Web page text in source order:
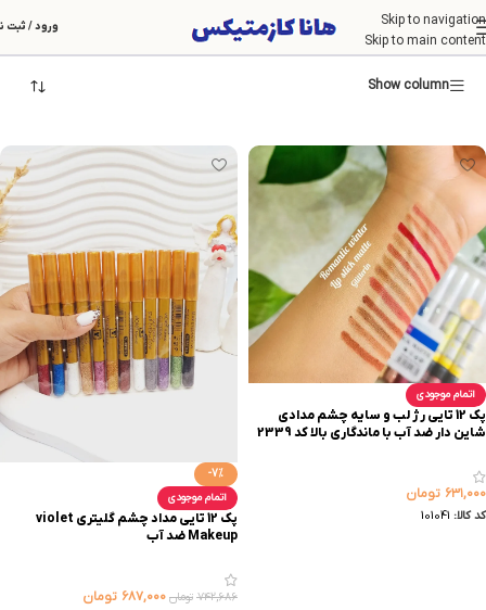
Skip to navigation
Skip to main content
ورود / ثبت مداد چشم
Show column
اتمام موجودی
پک 12 تایی رژ لب و سایه چشم مدادی
شاین دار ضد آب با ماندگاری بالا کد 2339
۶۳۱,۰۰۰ تومان
کد کالا: 101041
-7%
اتمام موجودی
پک 12 تایی مداد چشم گلیتری violet
Makeup ضد آب
۷۴۲,۶۸۶ تومان ۶۸۷,۰۰۰ تومان